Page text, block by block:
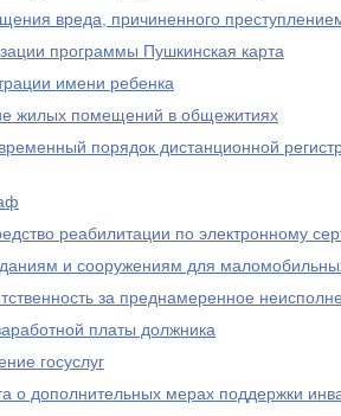
вреда, причиненного
программы Пушкинская карта
имени ребенка
жилых помещений в общежитиях
порядок дистанционной
реабилитации по электронному
и сооружениям для
за преднамеренное
платы должника
госуслуг
о дополнительных мерах поддержки